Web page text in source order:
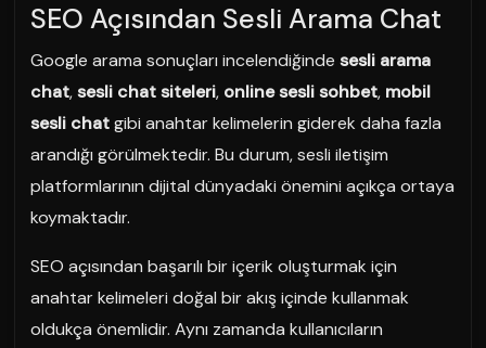
SEO Açısından Sesli Arama Chat
Google arama sonuçları incelendiğinde sesli arama
chat,sesli chat siteleri, online sesli sohbet, mobil
sesli chatgibi anahtar kelimelerin giderek daha fazla
arandığı görülmektedir. Bu durum, sesli iletişim
platformlarının dijital dünyadaki önemini açıkça ortaya
koymaktadır.
SEO açısından başarılı bir içerik oluşturmak için
anahtar kelimeleri doğal bir akış içinde kullanmak
oldukça önemlidir. Aynı zamanda kullanıcıların